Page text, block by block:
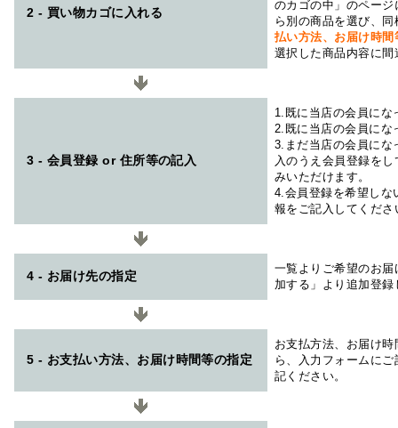
2 - 買い物カゴに入れる
のカゴの中」のペー
ら別の商品を選び、
払い方法、お届け時
選択した商品内容に
3 - 会員登録 or 住所等の記入
1.既に当店の会員にな
2.既に当店の会員にな
3.まだ当店の会員にな
入のうえ会員登録を
みいただけます。
4.会員登録を希望しな
報をご記入してくださ
4 - お届け先の指定
一覧よりご希望のお
加する」より追加登
5 - お支払い方法、お届け時間等の指定
お支払方法、お届け
ら、入力フォームに
記ください。